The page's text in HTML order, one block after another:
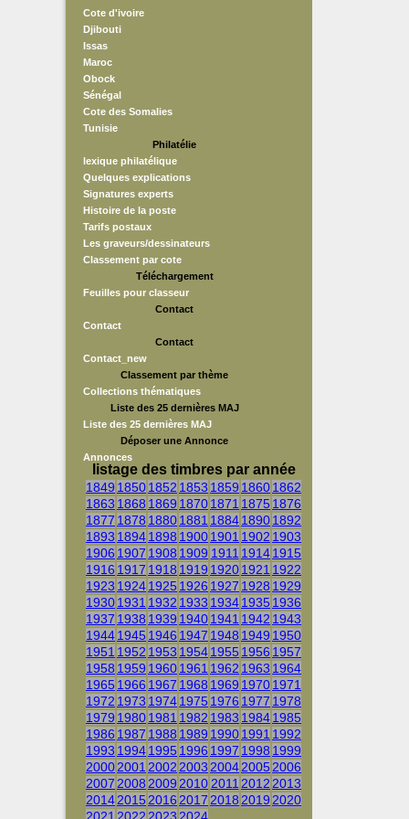
Cote d'ivoire
Djibouti
Issas
Maroc
Obock
Sénégal
Cote des Somalies
Tunisie
Philatélie
lexique philatélique
Quelques explications
Signatures experts
Histoire de la poste
Tarifs postaux
Les graveurs/dessinateurs
Classement par cote
Téléchargement
Feuilles pour classeur
Contact
Contact
Contact
Contact_new
Classement par thème
Collections thématiques
Liste des 25 dernières MAJ
Liste des 25 dernières MAJ
Déposer une Annonce
Annonces
listage des timbres par année
1849 18501852 1853 1859 18601862
1863 1868 1869 18701871 1875 1876
1877 1878 18801881 188418901892
1893 18941898 19001901 1902 1903
1906 1907 1908 1909 1911 19141915
1916 1917 1918 1919 19201921 1922
1923 19241925 1926 1927 1928 1929
19301931 1932 1933 19341935 1936
1937 1938 1939 19401941 1942 1943
19441945 1946 1947 1948 1949 1950
1951 1952 1953 19541955 1956 1957
1958 1959 19601961 1962 1963 1964
1965 1966 1967 1968 1969 19701971
1972 1973 19741975 1976 1977 1978
1979 19801981 1982 1983 19841985
1986 1987 1988 1989 19901991 1992
1993 19941995 1996 1997 1998 1999
20002001 2002 2003 20042005 2006
2007 2008 2009 2010 2011 2012 2013
20142015 2016 2017 2018 2019 2020